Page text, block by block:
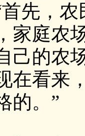
先，
家庭农
己的农
在看来
的。”